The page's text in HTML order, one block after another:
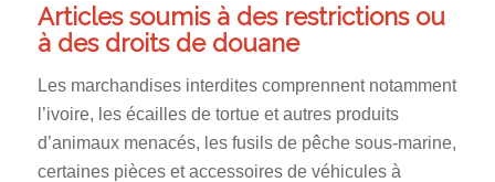
Articles soumis à des restrictions ou
à des droits de douane
Les marchandises interdites comprennent notamment
l’ivoire, les écailles de tortue et autres produits
d’animaux menacés, les fusils de pêche sous-marine,
certaines pièces et accessoires de véhicules à